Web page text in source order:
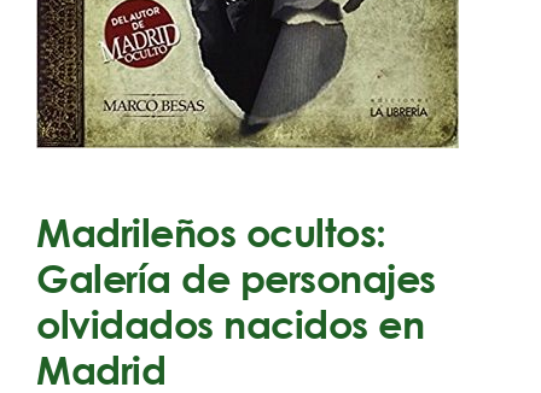
Madrileños ocultos:
Galería de personajes
olvidados nacidos en
Madrid